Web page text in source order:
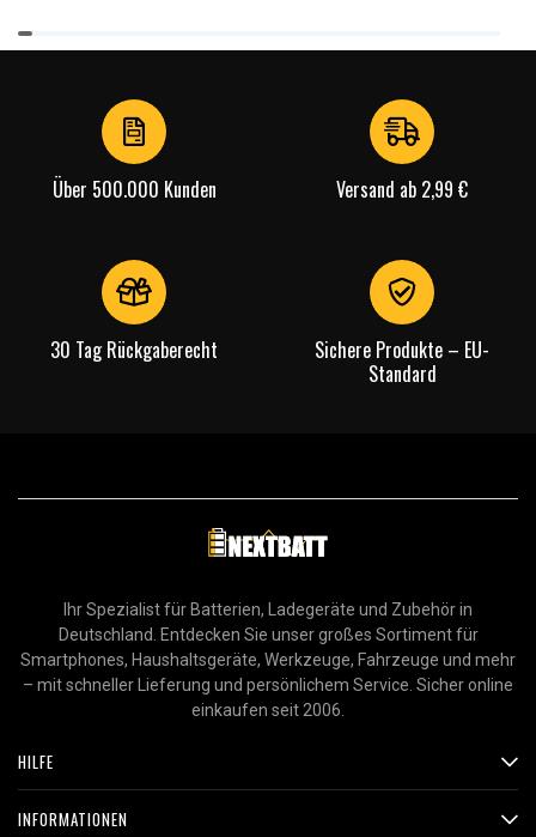
Item
1
Über 500.000 Kunden Versand ab 2,99 €
30 Tag Rückgaberecht
Sichere Produkte – EU-
Standard
Ihr Spezialist für Batterien, Ladegeräte und Zubehör in
Deutschland. Entdecken Sie unser großes Sortiment für
Smartphones, Haushaltsgeräte, Werkzeuge, Fahrzeuge und mehr
– mit schneller Lieferung und persönlichem Service. Sicher online
einkaufen seit 2006.
HILFE
INFORMATIONEN